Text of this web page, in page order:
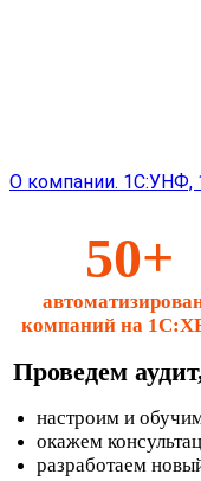
О компании.
50+
компаний на
Проведем
настроим и
окажем
разработаем